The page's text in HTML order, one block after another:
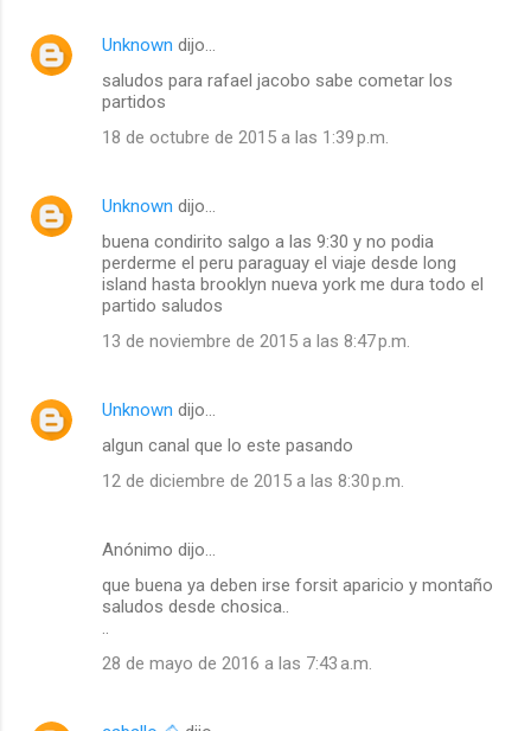
Unknown dijo…
saludos para rafael jacobo sabe cometar los
partidos
18 de octubre de 2015 a las 1:39 p.m.
Unknown dijo…
buena condirito salgo a las 9:30 y no podia
perderme el peru paraguay el viaje desde long
island hasta brooklyn nueva york me dura todo el
partido saludos
13 de noviembre de 2015 a las 8:47 p.m.
Unknown dijo…
algun canal que lo este pasando
12 de diciembre de 2015 a las 8:30 p.m.
Anónimo dijo…
que buena ya deben irse forsit aparicio y montaño
saludos desde chosica..
..
28 de mayo de 2016 a las 7:43 a.m.